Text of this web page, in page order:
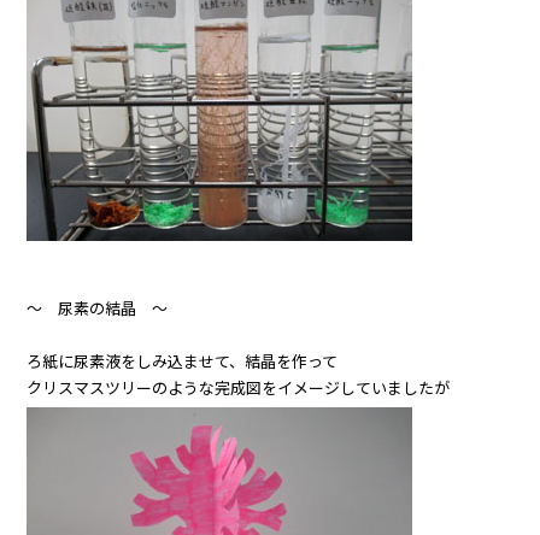
～ 尿素の結晶 ～
ろ紙に尿素液をしみ込ませて、結晶を作って
クリスマスツリーのような完成図をイメージしていましたが